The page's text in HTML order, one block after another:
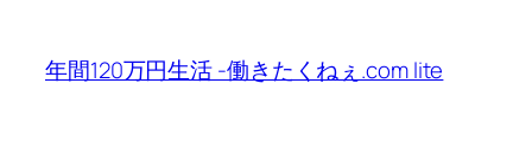
年間120万円生活 -働きたくねぇ.com lite